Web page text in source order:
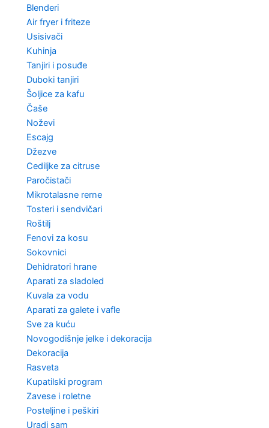
Blenderi
Air fryer i friteze
Usisivači
Kuhinja
Tanjiri i posuđe
Duboki tanjiri
Šoljice za kafu
Čaše
Noževi
Escajg
Džezve
Cediljke za citruse
Paročistači
Mikrotalasne rerne
Tosteri i sendvičari
Roštilj
Fenovi za kosu
Sokovnici
Dehidratori hrane
Aparati za sladoled
Kuvala za vodu
Aparati za galete i vafle
Sve za kuću
Novogodišnje jelke i dekoracija
Dekoracija
Rasveta
Kupatilski program
Zavese i roletne
Posteljine i peškiri
Uradi sam